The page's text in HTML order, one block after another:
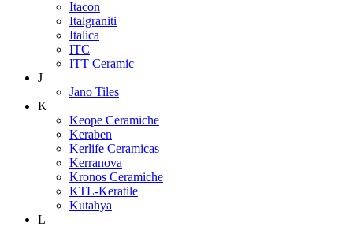
Itacon
Italgraniti
Italica
ITC
ITT Ceramic
J
Jano Tiles
K
Keope Ceramiche
Keraben
Kerlife Ceramicas
Kerranova
Kronos Ceramiche
KTL-Keratile
Kutahya
L